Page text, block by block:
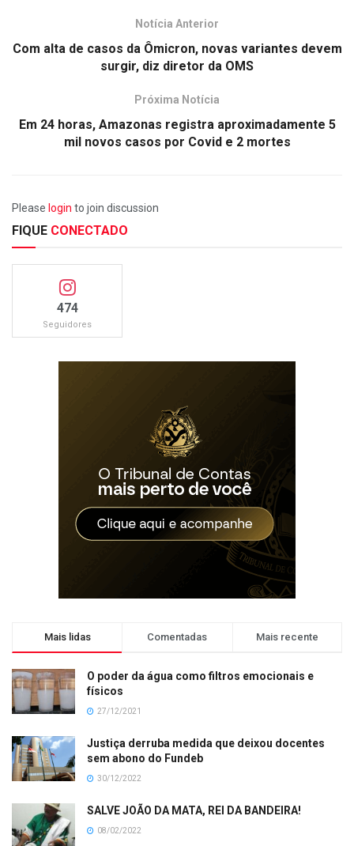
Notícia Anterior
Com alta de casos da Ômicron, novas variantes devem
surgir, diz diretor da OMS
Próxima Notícia
Em 24 horas, Amazonas registra aproximadamente 5
mil novos casos por Covid e 2 mortes
Please login to join discussion
FIQUE CONECTADO
474
Seguidores
Mais lidas Comentadas Mais recente
O poder da água como filtros emocionais e
físicos
27/12/2021
Justiça derruba medida que deixou docentes
sem abono do Fundeb
30/12/2022
SALVE JOÃO DA MATA, REI DA BANDEIRA!
08/02/2022